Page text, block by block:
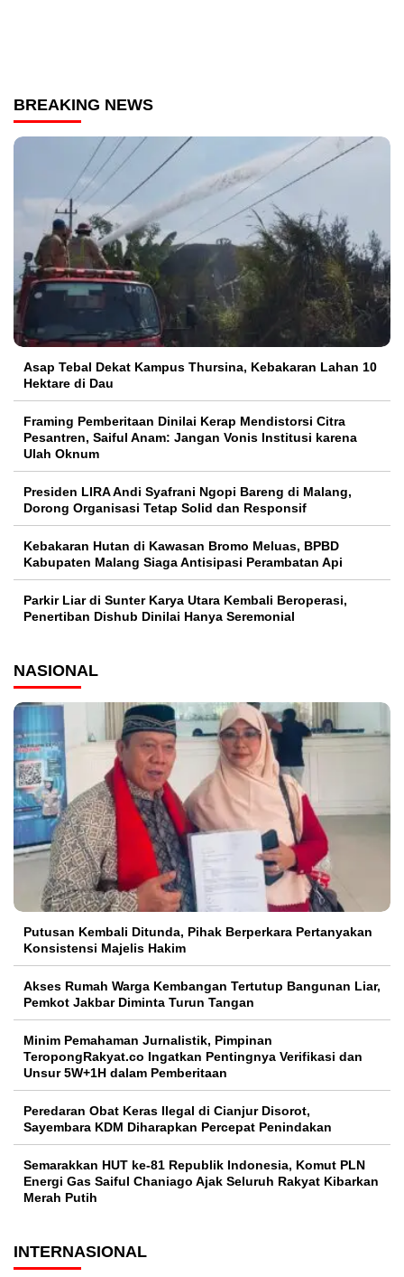
BREAKING NEWS
Asap Tebal Dekat Kampus Thursina, Kebakaran Lahan 10
Hektare di Dau
Framing Pemberitaan Dinilai Kerap Mendistorsi Citra
Pesantren, Saiful Anam: Jangan Vonis Institusi karena
Ulah Oknum
Presiden LIRA Andi Syafrani Ngopi Bareng di Malang,
Dorong Organisasi Tetap Solid dan Responsif
Kebakaran Hutan di Kawasan Bromo Meluas, BPBD
Kabupaten Malang Siaga Antisipasi Perambatan Api
Parkir Liar di Sunter Karya Utara Kembali Beroperasi,
Penertiban Dishub Dinilai Hanya Seremonial
NASIONAL
Putusan Kembali Ditunda, Pihak Berperkara Pertanyakan
Konsistensi Majelis Hakim
Akses Rumah Warga Kembangan Tertutup Bangunan Liar,
Pemkot Jakbar Diminta Turun Tangan
Minim Pemahaman Jurnalistik, Pimpinan
TeropongRakyat.co Ingatkan Pentingnya Verifikasi dan
Unsur 5W+1H dalam Pemberitaan
Peredaran Obat Keras Ilegal di Cianjur Disorot,
Sayembara KDM Diharapkan Percepat Penindakan
Semarakkan HUT ke-81 Republik Indonesia, Komut PLN
Energi Gas Saiful Chaniago Ajak Seluruh Rakyat Kibarkan
Merah Putih
INTERNASIONAL